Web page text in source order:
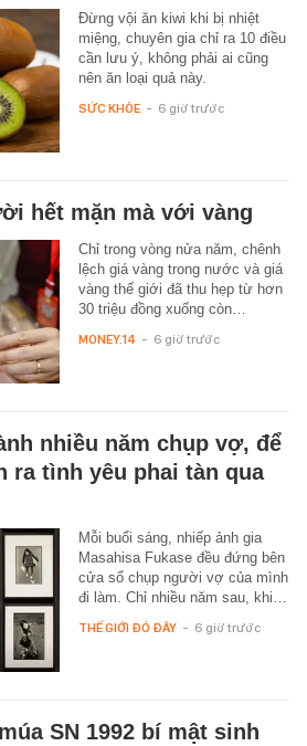
Đừng vội ăn kiwi khi bị nhiệt
miệng, chuyên gia chỉ ra 10 điều
cần lưu ý, không phải ai cũng
nên ăn loại quả này.
SỨC KHỎE - 6 giờ trước
hết mặn mà với vàng
Chỉ trong vòng nửa năm, chênh
lệch giá vàng trong nước và giá
vàng thế giới đã thu hẹp từ hơn
30 triệu đồng xuống còn…
MONEY.14 - 6 giờ trước
nhiều năm chụp vợ, để
ra tình yêu phai tàn qua
Mỗi buổi sáng, nhiếp ảnh gia
Masahisa Fukase đều đứng bên
cửa sổ chụp người vợ của mình
đi làm. Chỉ nhiều năm sau, khi…
THẾ GIỚI ĐÓ ĐÂY - 6 giờ trước
SN 1992 bí mật sinh